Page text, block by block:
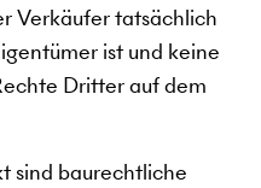
Verkäufer tatsächlich
ist und keine
Dritter auf dem
sind baurechtliche